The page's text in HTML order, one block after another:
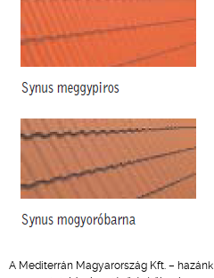
A Mediterrán Magyarország Kft. –